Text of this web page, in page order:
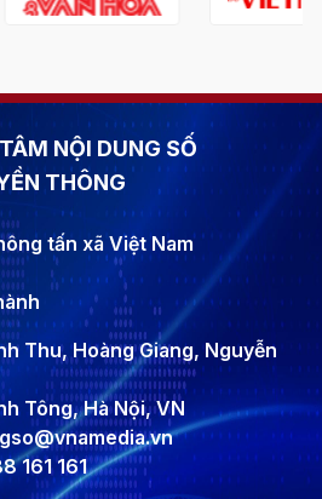
NỘI DUNG SỐ
THÔNG
tấn xã Việt Nam
Thu, Hoàng Giang, Nguyễn
Tông, Hà Nội, VN
161 161